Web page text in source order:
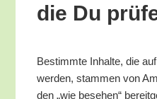
die Du
Bestimm­te Inhal­te, die
wer­den, stam­men von
den „wie bese­hen“